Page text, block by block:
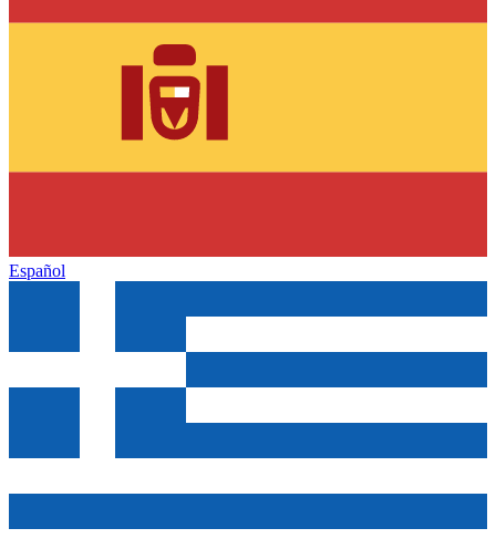
Español